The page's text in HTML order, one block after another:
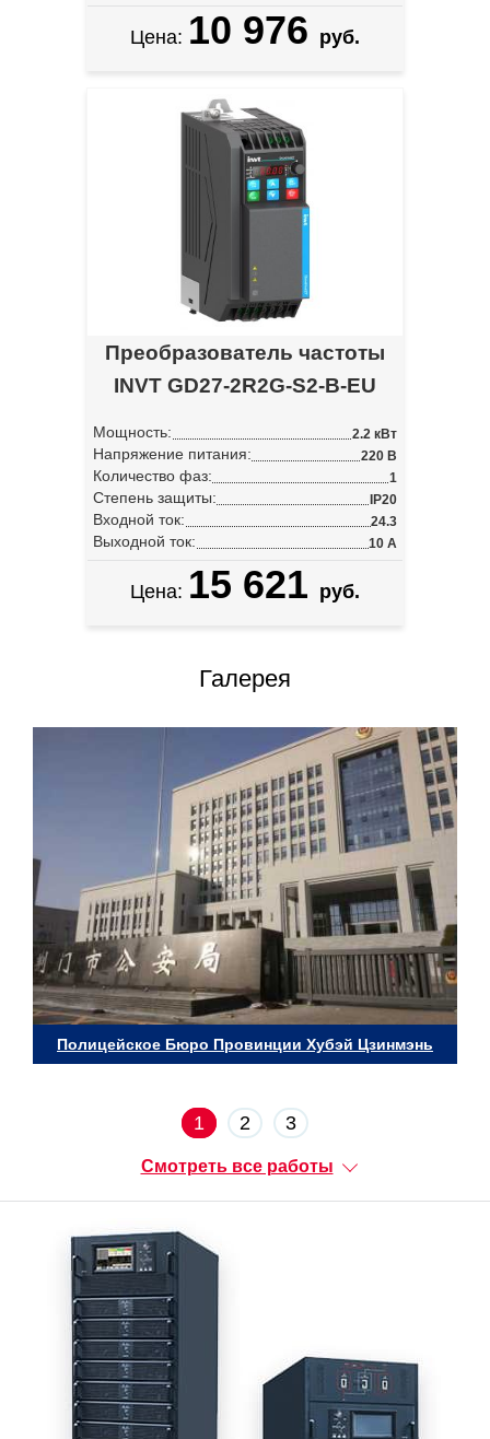
Цена: 10 976 руб.
Преобразователь частоты
INVT GD27-2R2G-S2-B-EU
Мощность: 2.2 кВт
Напряжение питания: 220 В
Количество фаз: 1
Степень защиты: IP20
Входной ток: 24.3
Выходной ток: 10 А
Цена: 15 621 руб.
Галерея
Полицейское Бюро Провинции Хубэй Цзинмэнь
1 2 3
Смотреть все работы